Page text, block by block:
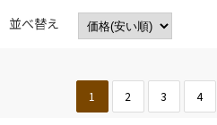
並べ替え
1 2 3 4